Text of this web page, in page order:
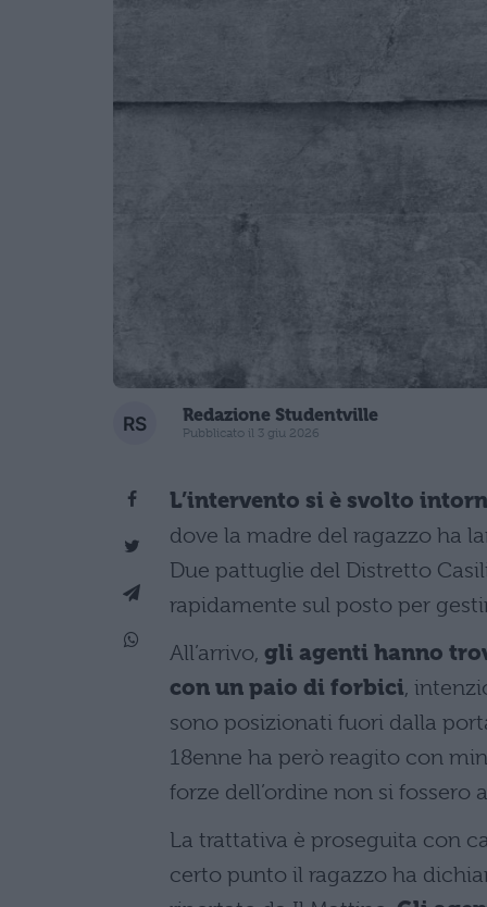
Redazione Studentville
Pubblicato il 3 giu 2026
L’intervento si è svolto
dove la madre del ragazzo ha
Due pattuglie del Distretto
rapidamente sul posto per
All’arrivo, gli agenti hanno
con un paio di forbici,
sono posizionati fuori dalla
18enne ha però reagito con
forze dell’ordine non si fossero
La trattativa è proseguita con
certo punto il ragazzo ha